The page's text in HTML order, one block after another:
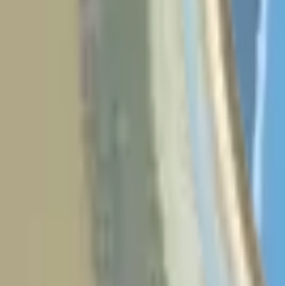
una amplia gama de dispositivos
suficiente facilitan el corte
movimientos indeseados de